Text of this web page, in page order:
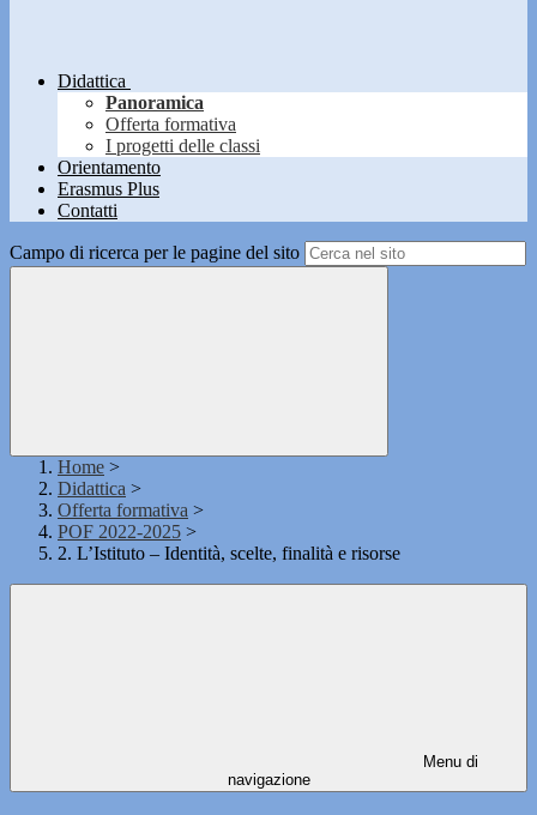
Didattica
Panoramica
Offerta formativa
I progetti delle classi
Orientamento
Erasmus Plus
Contatti
Campo di ricerca per le pagine del sito
Home >
Didattica >
Offerta formativa >
POF 2022-2025 >
2. L’Istituto – Identità, scelte, finalità e risorse
Menu di
navigazione